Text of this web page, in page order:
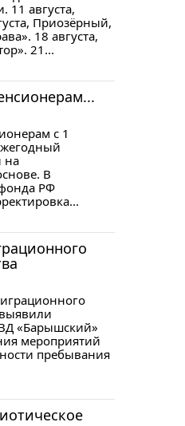
11 августа,
Приозёрный,
18 августа,
21...
с 1
на
В
РФ
«Барышский»
мероприятий
пребывания